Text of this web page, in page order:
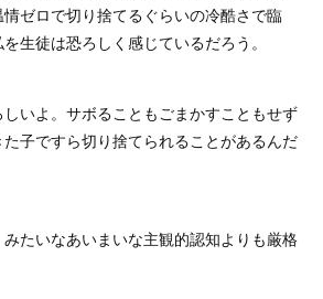
ゼロで切り捨てるぐらいの冷酷さで臨
生徒は恐ろしく感じているだろう。
いよ。サボることもごまかすこともせず
子ですら切り捨てられることがあるんだ
みたいなあいまいな主観的認知よりも厳格